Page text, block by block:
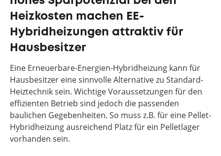
Heizkosten machen EE-
Hybridheizungen attraktiv für
Hausbesitzer
Eine Erneuerbare-Energien-Hybridheizung kann für
Hausbesitzer eine sinnvolle Alternative zu Standard-
Heiztechnik sein. Wichtige Voraussetzungen für den
effizienten Betrieb sind jedoch die passenden
baulichen Gegebenheiten. So muss z.B. für eine Pellet-
Hybridheizung ausreichend Platz für ein Pelletlager
vorhanden sein.